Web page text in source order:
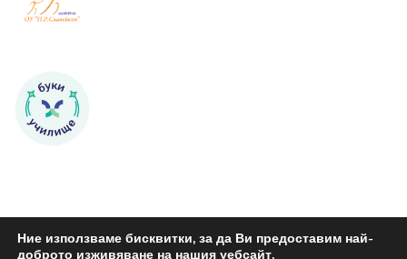
Ние използваме бисквитки, за да Ви предоставим най-
доброто изживяване на нашия уебсайт.